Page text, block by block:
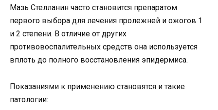
Мазь Стелланин часто становится препаратом
первого выбора для лечения пролежней и ожогов 1
и 2 степени. В отличие от других
противовоспалительных средств она используется
вплоть до полного восстановления эпидермиса.
Показаниями к применению становятся и такие
патологии: